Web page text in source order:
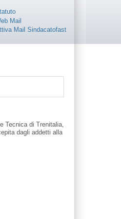
Mail
Mail Sindacatofast
Tecnica di Trenitalia,
dagli addetti alla